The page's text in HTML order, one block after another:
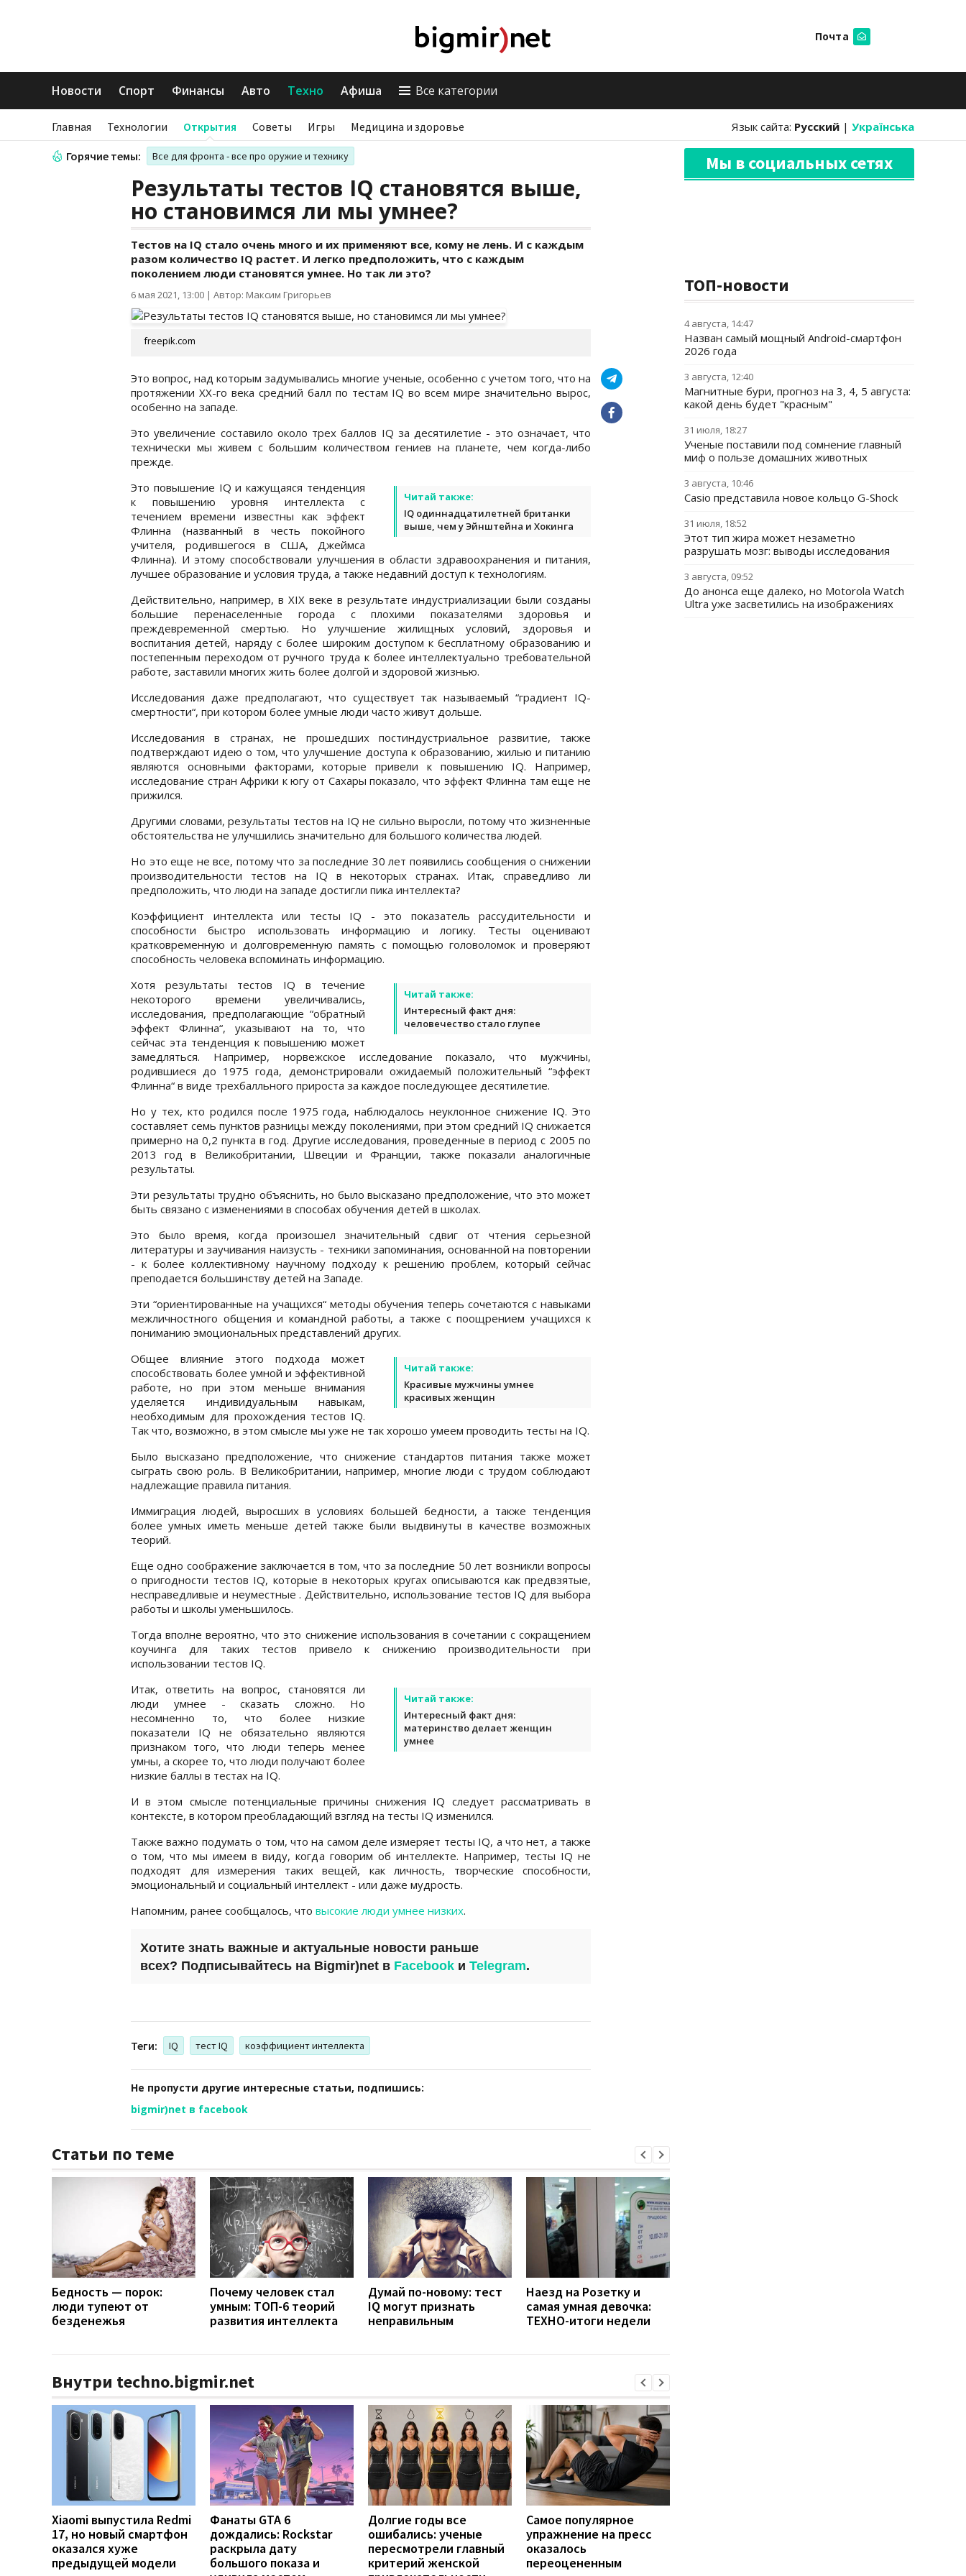
Почта
Новости Спорт Финансы Авто Техно Афиша Все категории
Главная Технологии Открытия Советы Игры Медицина и здоровье Язык сайта: Русский | Українська
Горячие темы: Все для фронта - все про оружие и технику
Результаты тестов IQ становятся выше,
но становимся ли мы умнее?
Тестов на IQ стало очень много и их применяют все, кому не лень. И с каждым
разом количество IQ растет. И легко предположить, что с каждым
поколением люди становятся умнее. Но так ли это?
6 мая 2021, 13:00 | Автор: Максим Григорьев
freepik.com
Это вопрос, над которым задумывались многие ученые, особенно с учетом того, что на
протяжении XX-го века средний балл по тестам IQ во всем мире значительно вырос,
особенно на западе.
Это увеличение составило около трех баллов IQ за десятилетие - это означает, что
технически мы живем с большим количеством гениев на планете, чем когда-либо
прежде.
Читай также:
IQ одиннадцатилетней британки
выше, чем у Эйнштейна и Хокинга
Это повышение IQ и кажущаяся тенденция
к повышению уровня интеллекта с
течением времени известны как эффект
Флинна (названный в честь покойного
учителя, родившегося в США, Джеймса
Флинна). И этому способствовали улучшения в области здравоохранения и питания,
лучшее образование и условия труда, а также недавний доступ к технологиям.
Действительно, например, в XIX веке в результате индустриализации были созданы
большие перенаселенные города с плохими показателями здоровья и
преждевременной смертью. Но улучшение жилищных условий, здоровья и
воспитания детей, наряду с более широким доступом к бесплатному образованию и
постепенным переходом от ручного труда к более интеллектуально требовательной
работе, заставили многих жить более долгой и здоровой жизнью.
Исследования даже предполагают, что существует так называемый “градиент IQ-
смертности“, при котором более умные люди часто живут дольше.
Исследования в странах, не прошедших постиндустриальное развитие, также
подтверждают идею о том, что улучшение доступа к образованию, жилью и питанию
являются основными факторами, которые привели к повышению IQ. Например,
исследование стран Африки к югу от Сахары показало, что эффект Флинна там еще не
прижился.
Другими словами, результаты тестов на IQ не сильно выросли, потому что жизненные
обстоятельства не улучшились значительно для большого количества людей.
Но это еще не все, потому что за последние 30 лет появились сообщения о снижении
производительности тестов на IQ в некоторых странах. Итак, справедливо ли
предположить, что люди на западе достигли пика интеллекта?
Коэффициент интеллекта или тесты IQ - это показатель рассудительности и
способности быстро использовать информацию и логику. Тесты оценивают
кратковременную и долговременную память с помощью головоломок и проверяют
способность человека вспоминать информацию.
Читай также:
Интересный факт дня:
человечество стало глупее
Хотя результаты тестов IQ в течение
некоторого времени увеличивались,
исследования, предполагающие “обратный
эффект Флинна“, указывают на то, что
сейчас эта тенденция к повышению может
замедляться. Например, норвежское исследование показало, что мужчины,
родившиеся до 1975 года, демонстрировали ожидаемый положительный “эффект
Флинна“ в виде трехбалльного прироста за каждое последующее десятилетие.
Но у тех, кто родился после 1975 года, наблюдалось неуклонное снижение IQ. Это
составляет семь пунктов разницы между поколениями, при этом средний IQ снижается
примерно на 0,2 пункта в год. Другие исследования, проведенные в период с 2005 по
2013 год в Великобритании, Швеции и Франции, также показали аналогичные
результаты.
Эти результаты трудно объяснить, но было высказано предположение, что это может
быть связано с изменениями в способах обучения детей в школах.
Это было время, когда произошел значительный сдвиг от чтения серьезной
литературы и заучивания наизусть - техники запоминания, основанной на повторении
- к более коллективному научному подходу к решению проблем, который сейчас
преподается большинству детей на Западе.
Эти “ориентированные на учащихся“ методы обучения теперь сочетаются с навыками
межличностного общения и командной работы, а также с поощрением учащихся к
пониманию эмоциональных представлений других.
Читай также:
Красивые мужчины умнее
красивых женщин
Общее влияние этого подхода может
способствовать более умной и эффективной
работе, но при этом меньше внимания
уделяется индивидуальным навыкам,
необходимым для прохождения тестов IQ.
Так что, возможно, в этом смысле мы уже не так хорошо умеем проводить тесты на IQ.
Было высказано предположение, что снижение стандартов питания также может
сыграть свою роль. В Великобритании, например, многие люди с трудом соблюдают
надлежащие правила питания.
Иммиграция людей, выросших в условиях большей бедности, а также тенденция
более умных иметь меньше детей также были выдвинуты в качестве возможных
теорий.
Еще одно соображение заключается в том, что за последние 50 лет возникли вопросы
о пригодности тестов IQ, которые в некоторых кругах описываются как предвзятые,
несправедливые и неуместные . Действительно, использование тестов IQ для выбора
работы и школы уменьшилось.
Тогда вполне вероятно, что это снижение использования в сочетании с сокращением
коучинга для таких тестов привело к снижению производительности при
использовании тестов IQ.
Читай также:
Интересный факт дня:
материнство делает женщин
умнее
Итак, ответить на вопрос, становятся ли
люди умнее - сказать сложно. Но
несомненно то, что более низкие
показатели IQ не обязательно являются
признаком того, что люди теперь менее
умны, а скорее то, что люди получают более
низкие баллы в тестах на IQ.
И в этом смысле потенциальные причины снижения IQ следует рассматривать в
контексте, в котором преобладающий взгляд на тесты IQ изменился.
Также важно подумать о том, что на самом деле измеряет тесты IQ, а что нет, а также
о том, что мы имеем в виду, когда говорим об интеллекте. Например, тесты IQ не
подходят для измерения таких вещей, как личность, творческие способности,
эмоциональный и социальный интеллект - или даже мудрость.
Напомним, ранее сообщалось, что высокие люди умнее низких.
Хотите знать важные и актуальные новости раньше
всех? Подписывайтесь на Bigmir)net в Facebook и Telegram.
Теги: IQ тест IQ коэффициент интеллекта
Не пропусти другие интересные статьи, подпишись:
bigmir)net в facebook
Статьи по теме
Бедность — порок:
люди тупеют от
безденежья
Почему человек стал
умным: ТОП-6 теорий
развития интеллекта
Думай по-новому: тест
IQ могут признать
неправильным
Наезд на Розетку и
самая умная девочка:
ТЕХНО-итоги недели
Внутри techno.bigmir.net
Xiaomi выпустила Redmi
17, но новый смартфон
оказался хуже
предыдущей модели
Фанаты GTA 6
дождались: Rockstar
раскрыла дату
большого показа и
Долгие годы все
ошибались: ученые
пересмотрели главный
критерий женской
Самое популярное
упражнение на пресс
оказалось
переоцененным
Мы в социальных сетях
ТОП-новости
4 августа, 14:47
Назван самый мощный Android-смартфон
2026 года
3 августа, 12:40
Магнитные бури, прогноз на 3, 4, 5 августа:
какой день будет "красным"
31 июля, 18:27
Ученые поставили под сомнение главный
миф о пользе домашних животных
3 августа, 10:46
Casio представила новое кольцо G-Shock
31 июля, 18:52
Этот тип жира может незаметно
разрушать мозг: выводы исследования
3 августа, 09:52
До анонса еще далеко, но Motorola Watch
Ultra уже засветились на изображениях